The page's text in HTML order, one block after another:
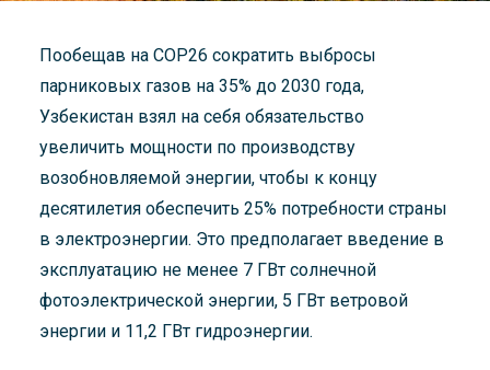
Пообещав на COP26 сократить выбросы
парниковых газов на 35% до 2030 года,
Узбекистан взял на себя обязательство
увеличить мощности по производству
возобновляемой энергии, чтобы к концу
десятилетия обеспечить 25% потребности страны
в электроэнергии. Это предполагает введение в
эксплуатацию не менее 7 ГВт солнечной
фотоэлектрической энергии, 5 ГВт ветровой
энергии и 11,2 ГВт гидроэнергии.